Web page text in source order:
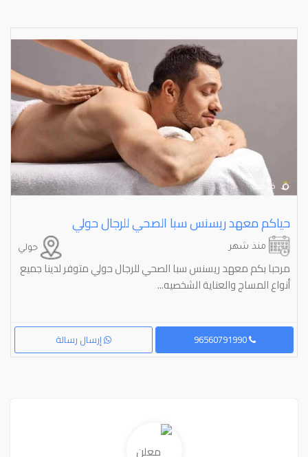
حياكم معهد ريسنس سبا الصحي للرجال حولي
حولي منذ شهر
مرحبا بكم معهد ريسنس سبا الصحي للرجال حولي متوفر لدينا جميع
أنواع المساج والعناية الشخصيه...
إرسال رسالة 96560791990